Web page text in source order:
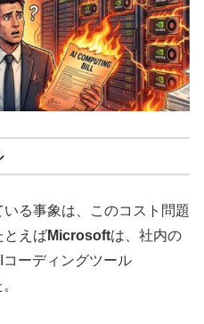
る事象は、このコスト問題
とえばMicrosoftは、社内の
ーディングツール